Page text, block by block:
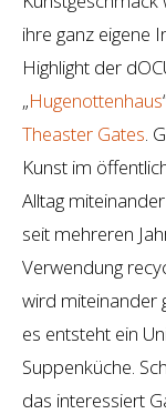
ihre ganz eigene
Highlight der
„Hugenottenhaus
Theaster Gates.
Kunst im
Alltag
seit mehreren
Verwendung
wird miteinander
es entsteht ein
Suppenküche.
das interessiert